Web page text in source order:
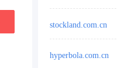
stockland.com.cn
hyperbola.com.cn